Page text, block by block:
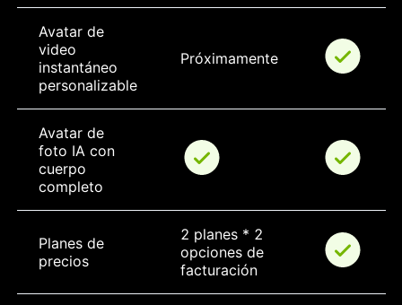
Avatar de
video
instantáneo
personalizable
Próximamente
Avatar de
foto IA con
cuerpo
completo
Planes de
precios
2 planes * 2
opciones de
facturación